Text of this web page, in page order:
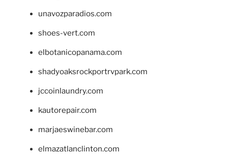
unavozparadios.com
shoes-vert.com
elbotanicopanama.com
shadyoaksrockportrvpark.com
jccoinlaundry.com
kautorepair.com
marjaeswinebar.com
elmazatlanclinton.com